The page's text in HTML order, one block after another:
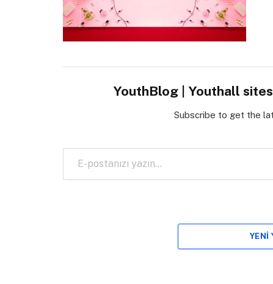
YouthBlog | Youthall
Subscribe to get the
E-postanızı yazın…
YENI